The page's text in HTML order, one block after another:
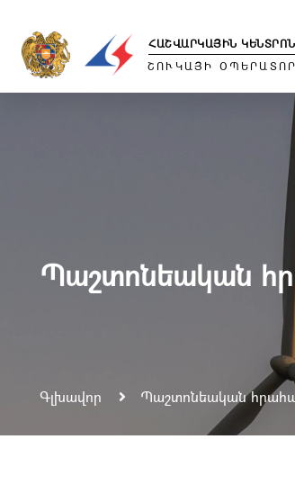
ՀԱՇՎԱՐԿԱՅԻՆ ԿԵՆՏՐՈՆ
ՇՈՒԿԱՅԻ ՕՊԵՐԱՏՈՐ
Պաշտոնեական
Գլխավոր Պաշտոնեական